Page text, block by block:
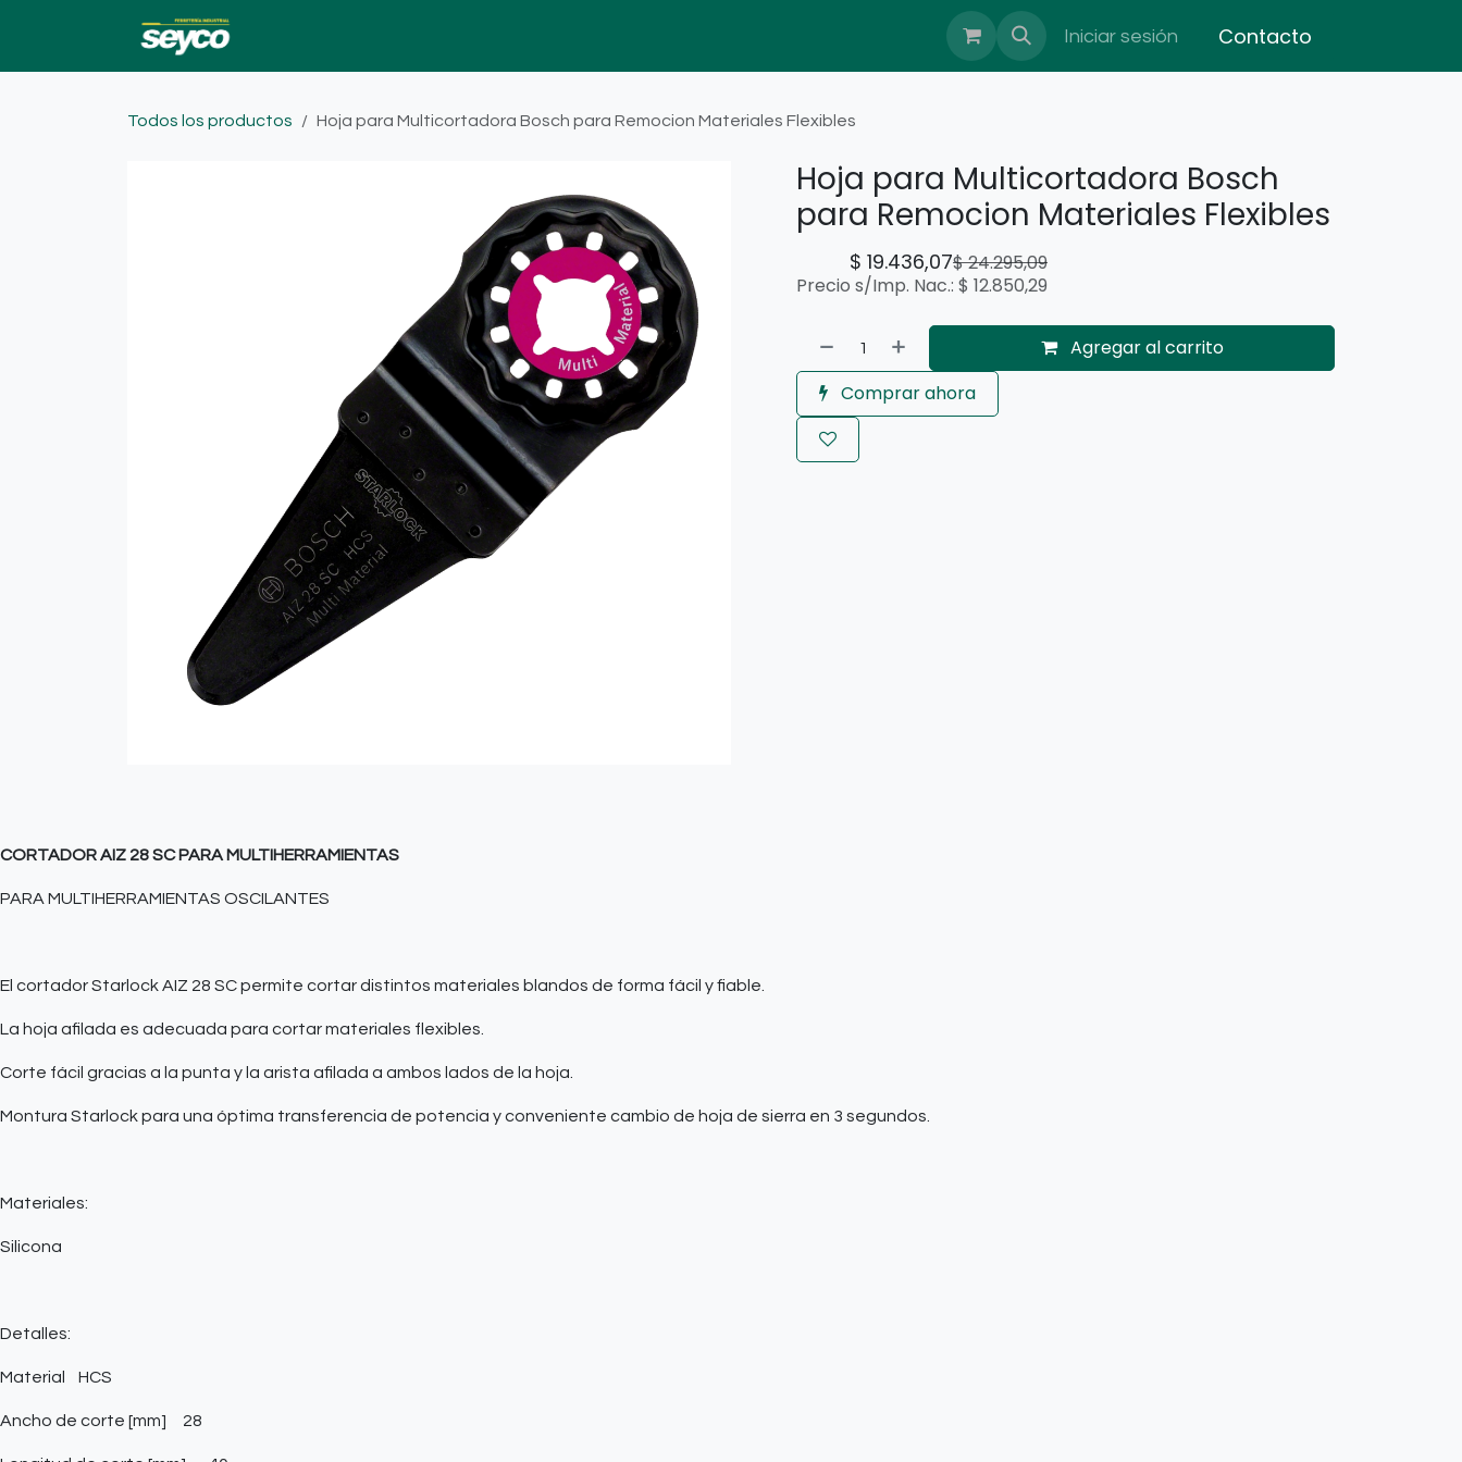
Iniciar sesión Contacto
Todos los productos Hoja para Multicortadora Bosch para Remocion Materiales Flexibles
Hoja para Multicortadora Bosch
para Remocion Materiales Flexibles
$ 19.436,07$24.295,09
Precio s/Imp. Nac.: $ 12.850,29
Agregar al carrito
Comprar ahora
CORTADOR AIZ 28 SC PARA MULTIHERRAMIENTAS
PARA MULTIHERRAMIENTAS OSCILANTES
El cortador Starlock AIZ 28 SC permite cortar distintos materiales blandos de forma fácil y fiable.
La hoja afilada es adecuada para cortar materiales flexibles.
Corte fácil gracias a la punta y la arista afilada a ambos lados de la hoja.
Montura Starlock para una óptima transferencia de potencia y conveniente cambio de hoja de sierra en 3 segundos.
Materiales:
Silicona
Detalles:
Material HCS
Ancho de corte [mm] 28